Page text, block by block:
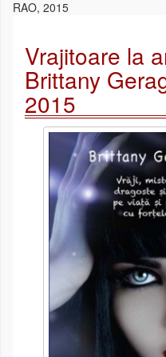
RAO, 2015
Vrajitoare la
Brittany
2015